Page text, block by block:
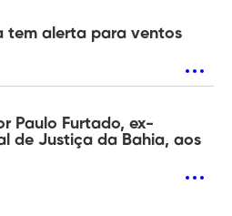
tem alerta para ventos
Paulo Furtado, ex-
de Justiça da Bahia, aos